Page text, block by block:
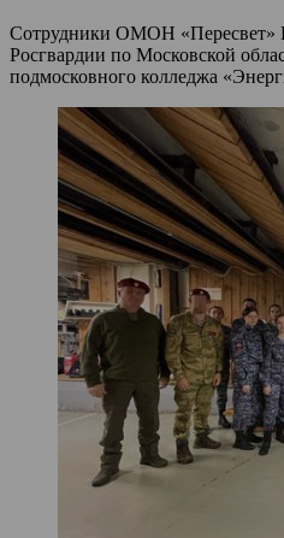
Сотрудники ОМОН «Пересвет»
Росгвардии по Московской
подмосковного колледжа